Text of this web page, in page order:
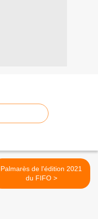
Palmarès de l'édition 2021
du FIFO >